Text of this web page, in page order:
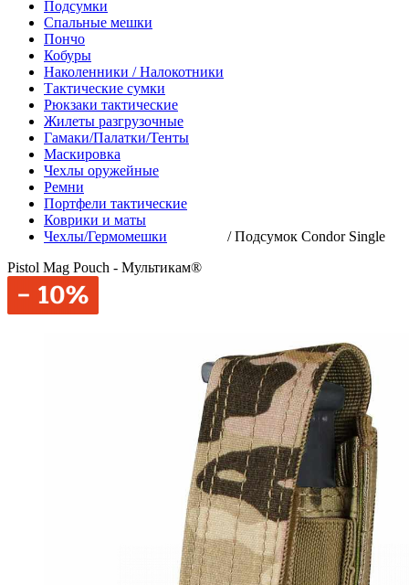
Подсумки
Спальные мешки
Пончо
Кобуры
Наколенники / Налокотники
Тактические сумки
Рюкзаки тактические
Жилеты разгрузочные
Гамаки/Палатки/Тенты
Маскировка
Чехлы оружейные
Ремни
Портфели тактические
Коврики и маты
Чехлы/Гермомешки
/Подсумок Condor Single
Pistol Mag Pouch - Мультикам®